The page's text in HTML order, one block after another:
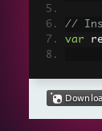
//
var